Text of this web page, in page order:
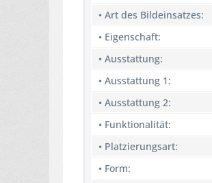
• Art des Bildeinsatzes:
• Eigenschaft:
• Ausstattung:
• Ausstattung 1:
• Ausstattung 2:
• Funktionalität:
• Platzierungsart:
• Form: